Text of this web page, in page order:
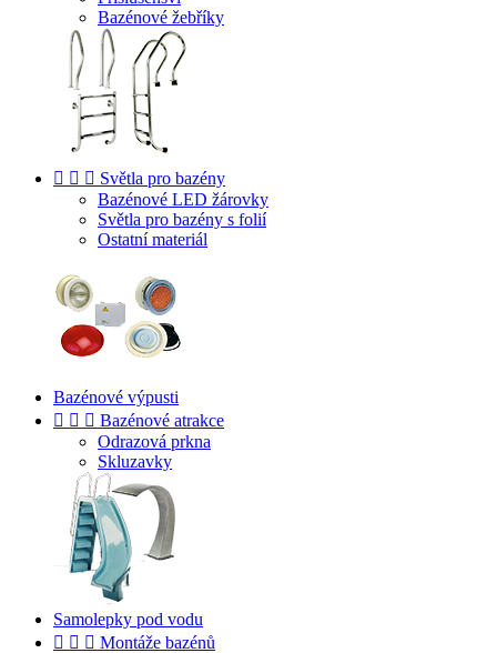
Bazénové žebříky
   Světla pro bazény
Bazénové LED žárovky
Světla pro bazény s folií
Ostatní materiál
Bazénové výpusti
   Bazénové atrakce
Odrazová prkna
Skluzavky
Samolepky pod vodu
   Montáže bazénů